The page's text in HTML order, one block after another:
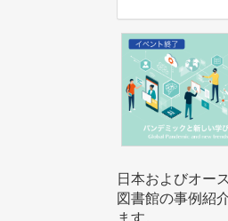
日本およびオー
図書館の事例紹